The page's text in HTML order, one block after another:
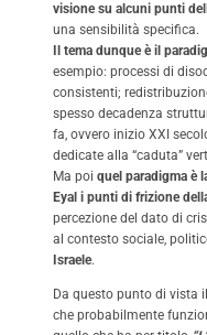
visione su alcuni punti
una sensibilità specifica.
Il tema dunque è il
esempio: processi di
consistenti;
spesso decadenza
fa, ovvero inizio XXI
dedicate alla “caduta”
Ma poi quel paradigma è
Eyal i punti di frizione
percezione del dato di
al contesto sociale,
Israele.
Da questo punto di vista
che probabilmente